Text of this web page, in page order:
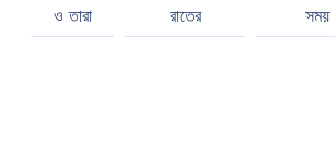
সময়
রাতের
ও তারা